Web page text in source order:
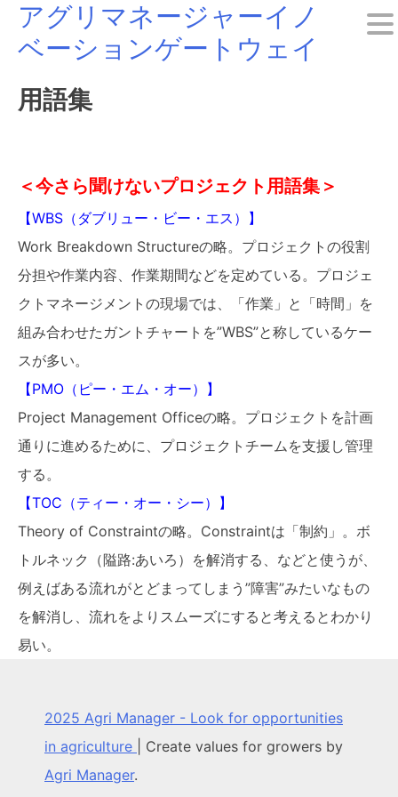
Skipアグリマネージャーイノ
ベーションゲートウェイ
用語集
＜今さら聞けないプロジェクト用語集＞
【WBS（ダブリュー・ビー・エス）】
Work Breakdown Structureの略。プロジェクトの役割
分担や作業内容、作業期間などを定めている。プロジェ
クトマネージメントの現場では、「作業」と「時間」を
組み合わせたガントチャートを”WBS”と称しているケー
スが多い。
【PMO（ピー・エム・オー）】
Project Management Officeの略。プロジェクトを計画
通りに進めるために、プロジェクトチームを支援し管理
する。
【TOC（ティー・オー・シー）】
Theory of Constraintの略。Constraintは「制約」。ボ
トルネック（隘路:あいろ）を解消する、などと使うが、
例えばある流れがとどまってしまう”障害”みたいなもの
を解消し、流れをよりスムーズにすると考えるとわかり
易い。
2025 Agri Manager - Look for opportunities
in agriculture
Create values for growers by
Agri Manager.